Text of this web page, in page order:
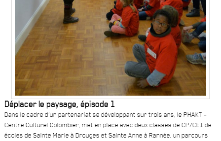
Déplacer le paysage, épisode 1
Dans le cadre d’un partenariat se développant sur trois ans, le PHAKT –
Centre Culturel Colombier, met en place avec deux classes de CP/CE1 de
écoles de Sainte Marie à Drouges et Sainte Anne à Rannée, un parcours